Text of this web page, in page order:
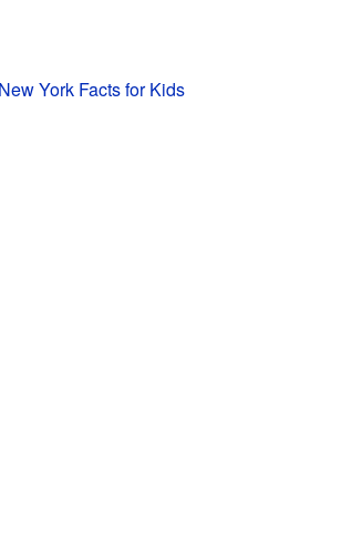
York Facts for Kids